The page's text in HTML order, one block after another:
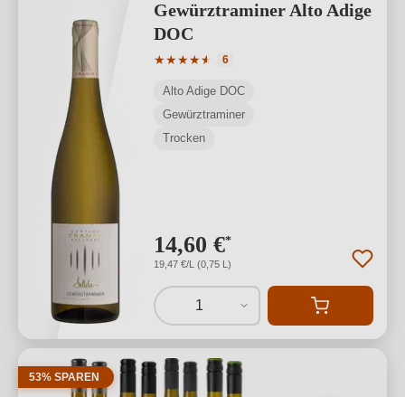
Gewürztraminer Alto Adige
DOC
★★★★★
★
Durchschnittliche Bewertung von 4.83
6
Alto Adige DOC
Gewürztraminer
Trocken
14,60 €*
19,47 €/L (0,75 L)
1
53% SPAREN